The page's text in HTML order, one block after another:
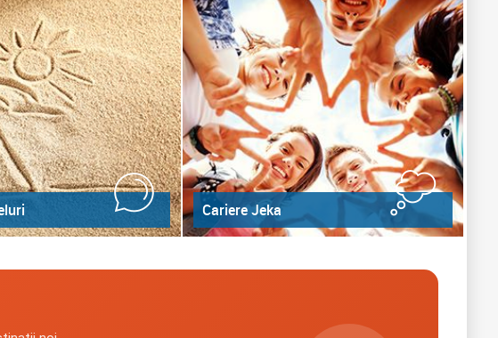
Cariere Jeka